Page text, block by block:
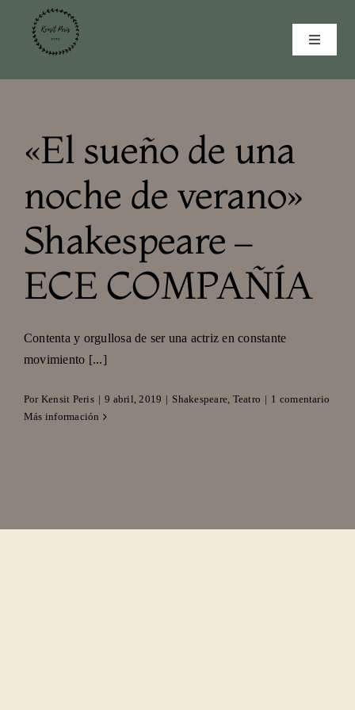
contenido
Toggle
INICIO
MULTIMEDIA
GALERÍA
CONTACTO
«El sueño de una
noche de verano»
Shakespeare –
ECE COMPAÑÍA
Contenta y orgullosa de ser una actriz en constante
movimiento [...]
Por Kensit Peris | 9 abril, 2019 | Shakespeare, Teatro | 1 comentario
Más información